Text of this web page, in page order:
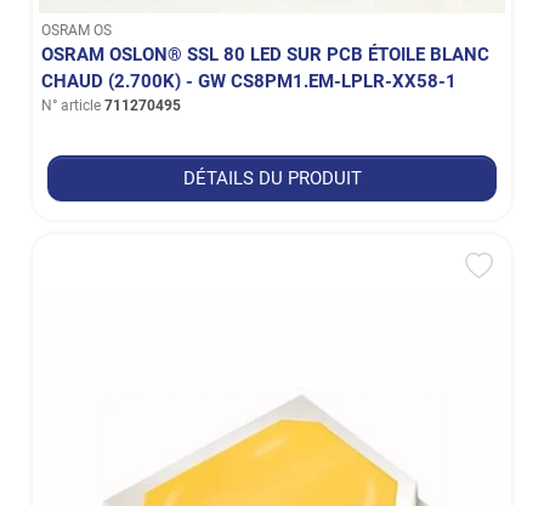
OSRAM OS
OSRAM OSLON® SSL 80 LED SUR PCB ÉTOILE BLANC
CHAUD (2.700K) - GW CS8PM1.EM-LPLR-XX58-1
N° article 711270495
DÉTAILS DU PRODUIT